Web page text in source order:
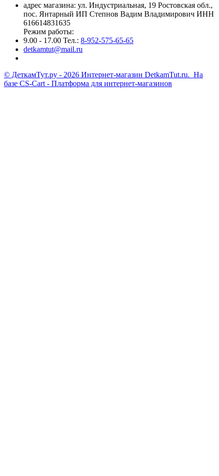
адрес магазина: ул. Индустриальная, 19 Ростовская обл.,
пос. Янтарный ИП Степнов Вадим Владимирович ИНН
616614831635
Режим работы:
9.00 - 17.00 Тел.: 8-952-575-65-65
detkamtut@mail.ru
© ДеткамТут.ру - 2026 Интернет-магазин DetkamTut.ru. На
базе CS-Cart - Платформа для интернет-магазинов